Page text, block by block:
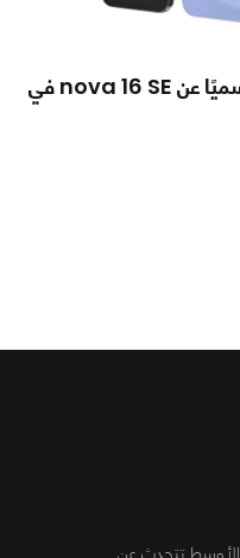
ببطارية عملاقة | هواوي تكشف رسميًا عن nova 16 SE في